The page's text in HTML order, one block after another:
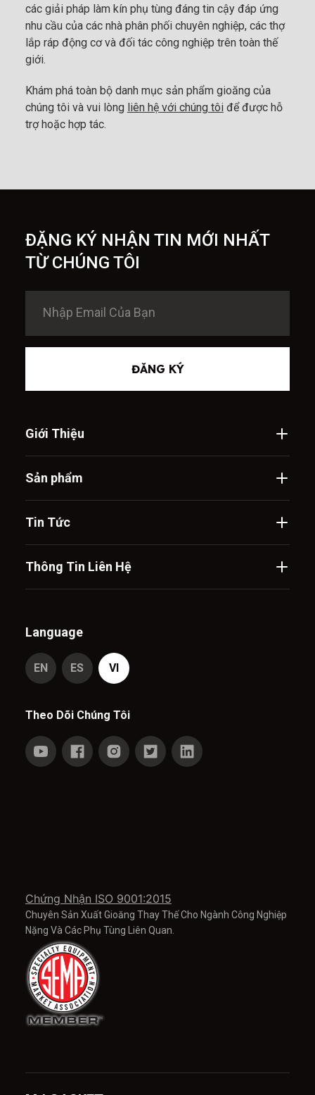
các giải pháp làm kín phụ tùng đáng tin cậy đáp ứng
nhu cầu của các nhà phân phối chuyên nghiệp, các thợ
lắp ráp động cơ và đối tác công nghiệp trên toàn thế
giới.
Khám phá toàn bộ danh mục sản phẩm gioăng của
chúng tôi và vui lòng liên hệ với chúng tôiđể được hỗ
trợ hoặc hợp tác.
ĐẶNG KÝ NHẬN TIN MỚI NHẤT
TỪ CHÚNG TÔI
ĐĂNG KÝ
Giới Thiệu
Sản phẩm
Tin Tức
Thông Tin Liên Hệ
Chứng Nhận ISO 9001:2015
Chuyên Sản Xuất Gioăng Thay Thế Cho Ngành Công Nghiệp
Nặng Và Các Phụ Tùng Liên Quan.
Language
EN ES VI
Theo Dõi Chúng Tôi